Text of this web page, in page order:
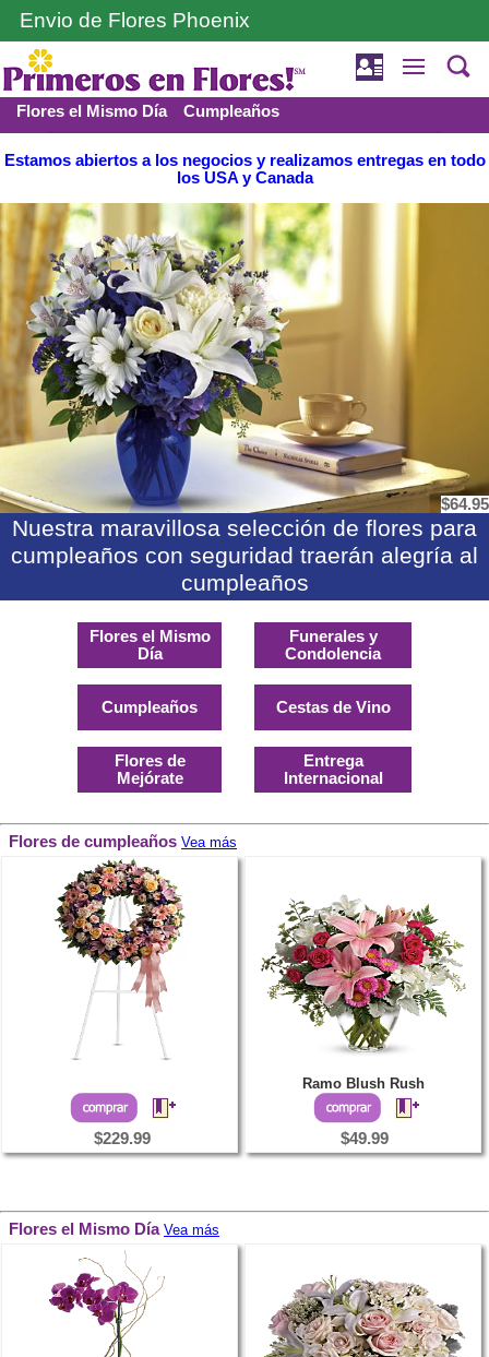
Envio de Flores Phoenix
Flores el Mismo Día Cumpleaños
Funerales y Condolencia Amor y romance
Estamos abiertos a los negocios y realizamos entregas en todo
los USA y Canada
$64.95
Nuestra maravillosa selección de flores para
cumpleaños con seguridad traerán alegría al
cumpleaños
Flores el Mismo
Día
Cumpleaños
Flores de
Mejórate
Funerales y
Condolencia
Cestas de Vino
Entrega
Internacional
Flores de cumpleaños Vea más
$229.99
Ramo Blush Rush
$49.99
Flores el Mismo Día Vea más